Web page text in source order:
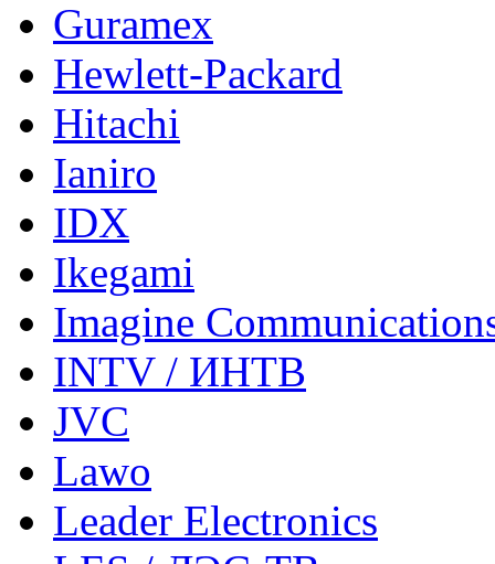
Guramex
Hewlett-Packard
Hitachi
Ianiro
IDX
Ikegami
Imagine
INTV / ИНТВ
JVC
Lawo
Leader Electronics